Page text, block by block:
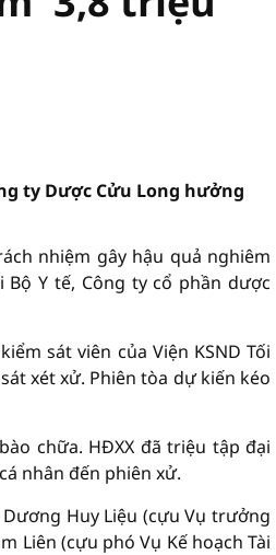
ty Dược Cửu Long hưởng
nhiệm gây hậu quả nghiêm
Y tế, Công ty cổ phần dược
sát viên của Viện KSND Tối
xét xử. Phiên tòa dự kiến kéo
chữa. HĐXX đã triệu tập đại
nhân đến phiên xử.
Huy Liệu (cựu Vụ trưởng
Liên (cựu phó Vụ Kế hoạch Tài